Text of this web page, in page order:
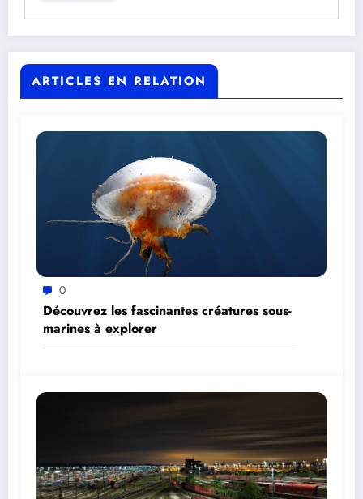
ARTICLES EN RELATION
0
Découvrez les fascinantes créatures sous-
marines à explorer